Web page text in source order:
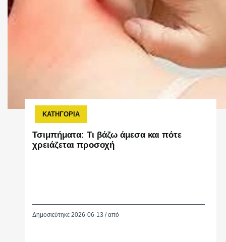
ΚΑΤΗΓΟΡΙΑ
Τσιμπήματα: Τι βάζω άμεσα και πότε
χρειάζεται προσοχή
Δημοσιεύτηκε 2026-06-13 / από